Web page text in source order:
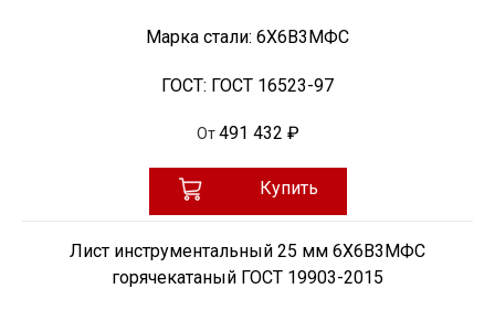
Марка стали: 6Х6В3МФС
ГОСТ: ГОСТ 16523-97
От 491 432 ₽
Купить
Лист инструментальный 25 мм 6Х6В3МФС
горячекатаный ГОСТ 19903-2015